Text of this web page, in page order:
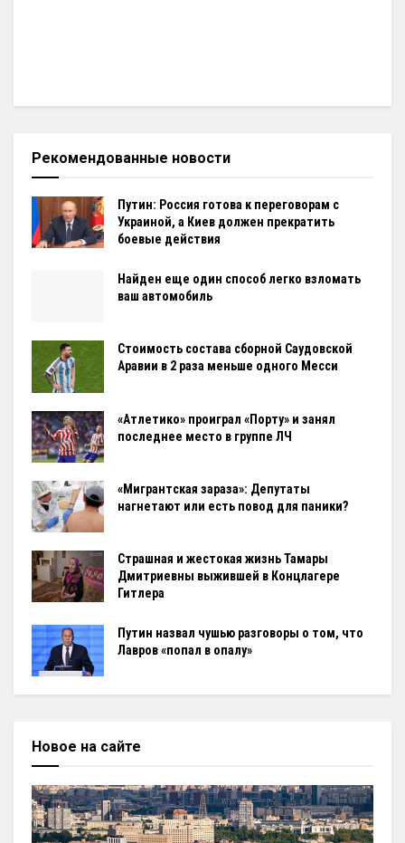
Рекомендованные новости
Путин: Россия готова к переговорам с
Украиной, а Киев должен прекратить
боевые действия
Найден еще один способ легко взломать
ваш автомобиль
Стоимость состава сборной Саудовской
Аравии в 2 раза меньше одного Месси
«Атлетико» проиграл «Порту» и занял
последнее место в группе ЛЧ
«Мигрантская зараза»: Депутаты
нагнетают или есть повод для паники?
Страшная и жестокая жизнь Тамары
Дмитриевны выжившей в Концлагере
Гитлера
Путин назвал чушью разговоры о том, что
Лавров «попал в опалу»
Новое на сайте